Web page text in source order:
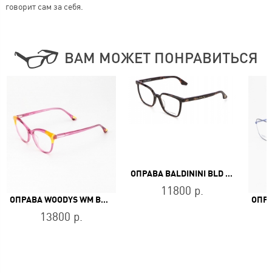
говорит сам за себя.
ВАМ МОЖЕТ ПОНРАВИТЬСЯ
ОПРАВА WOODYS WM BASILIO 06
13800 р.
ОПРАВА BALDININI BLD 2463 PF 402
11800 р.